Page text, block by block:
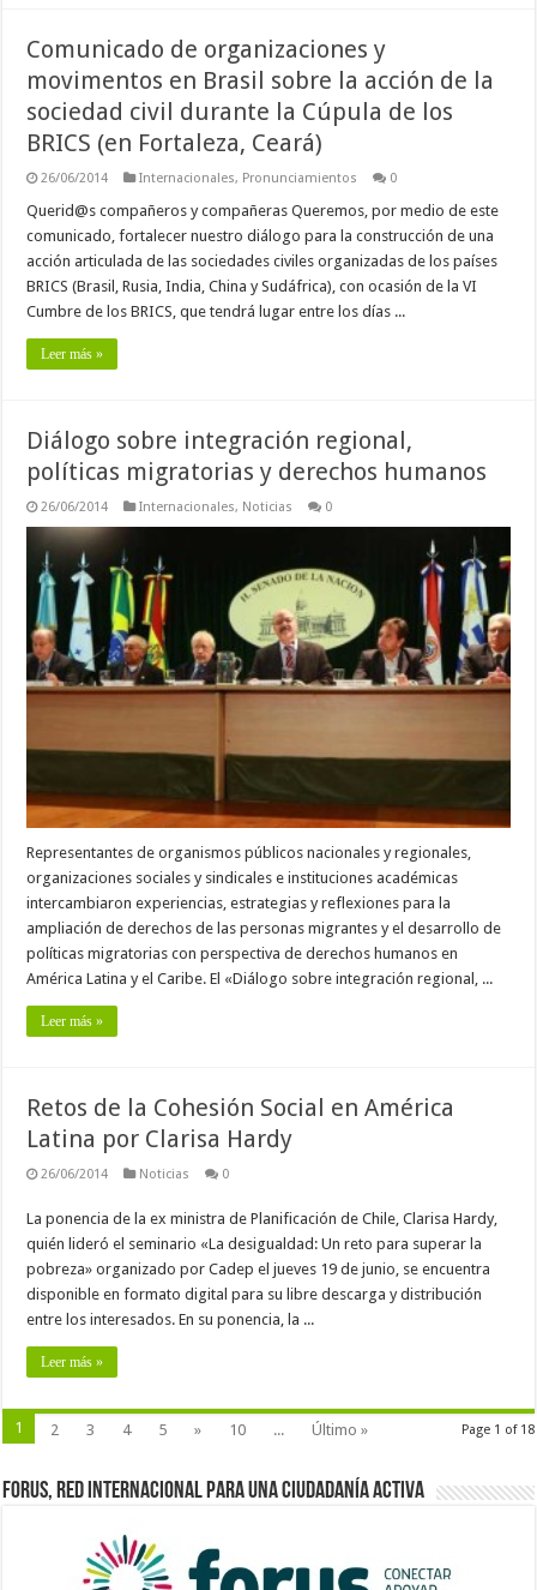
Comunicado de organizaciones y
movimentos en Brasil sobre la acción de la
sociedad civil durante la Cúpula de los
BRICS (en Fortaleza, Ceará)
26/06/2014 Internacionales, Pronunciamientos 0
Querid@s compañeros y compañeras Queremos, por medio de este
comunicado, fortalecer nuestro diálogo para la construcción de una
acción articulada de las sociedades civiles organizadas de los países
BRICS (Brasil, Rusia, India, China y Sudáfrica), con ocasión de la VI
Cumbre de los BRICS, que tendrá lugar entre los días ...
Leer más »
Diálogo sobre integración regional,
políticas migratorias y derechos humanos
26/06/2014 Internacionales, Noticias 0
Representantes de organismos públicos nacionales y regionales,
organizaciones sociales y sindicales e instituciones académicas
intercambiaron experiencias, estrategias y reflexiones para la
ampliación de derechos de las personas migrantes y el desarrollo de
políticas migratorias con perspectiva de derechos humanos en
América Latina y el Caribe. El «Diálogo sobre integración regional, ...
Leer más »
Retos de la Cohesión Social en América
Latina por Clarisa Hardy
26/06/2014 Noticias 0
La ponencia de la ex ministra de Planificación de Chile, Clarisa Hardy,
quién lideró el seminario «La desigualdad: Un reto para superar la
pobreza» organizado por Cadep el jueves 19 de junio, se encuentra
disponible en formato digital para su libre descarga y distribución
entre los interesados. En su ponencia, la ...
Leer más »
Page 1 of 18
1 2 3 4 5 » 10 ... Último »
Forus, red internacional para una ciudadanía activa